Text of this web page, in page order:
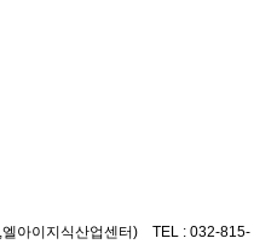
엘아이지식산업센터) TEL : 032-815-